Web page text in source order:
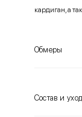
кардиган, а
Обмеры
Состав и уход